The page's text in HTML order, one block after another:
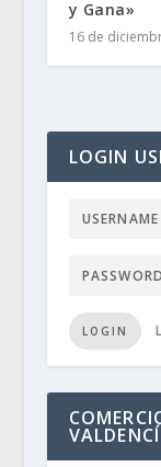
y Gana»
16 de
LOGIN
LOGIN